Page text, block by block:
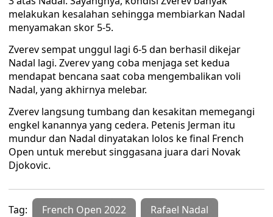
melakukan kesalahan sehingga membiarkan Nadal
menyamakan skor 5-5.
Zverev sempat unggul lagi 6-5 dan berhasil dikejar
Nadal lagi. Zverev yang coba menjaga set kedua
mendapat bencana saat coba mengembalikan voli
Nadal, yang akhirnya melebar.
Zverev langsung tumbang dan kesakitan memegangi
engkel kanannya yang cedera. Petenis Jerman itu
mundur dan Nadal dinyatakan lolos ke final French
Open untuk merebut singgasana juara dari Novak
Djokovic.
Tag: French Open 2022 Rafael Nadal